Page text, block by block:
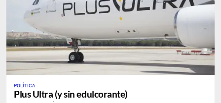
POLÍTICA
Plus Ultra (y sin edulcorante)